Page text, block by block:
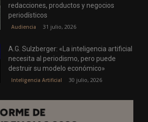
redacciones, productos y negocios
periodísticos
Audiencia 31 julio, 2026
A.G. Sulzberger: «La inteligencia artificial
necesita al periodismo, pero puede
destruir su modelo económico»
Inteligencia Artificial 30 julio, 2026